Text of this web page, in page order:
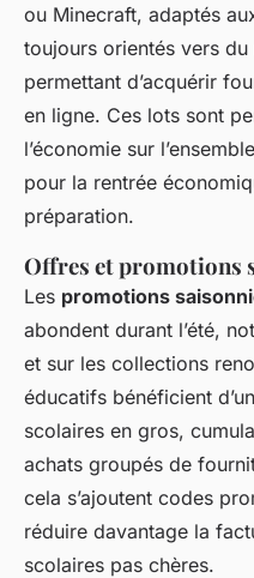
ou Minecraft, adaptés
toujours orientés vers
permettant d’acquérir
en ligne. Ces lots sont
l’économie sur
pour la rentrée
préparation.
Offres et promotions
Les promotions
abondent durant l’été,
et sur les collections
éducatifs bénéficient
scolaires en gros,
achats groupés de
cela s’ajoutent codes
réduire davantage la
scolaires pas chères.